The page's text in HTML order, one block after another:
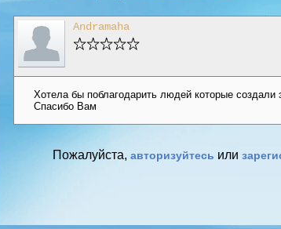
Andramaha
Хотела бы поблагодарить людей которые создали
Спасибо Вам
Пожалуйста, авторизуйтесь или